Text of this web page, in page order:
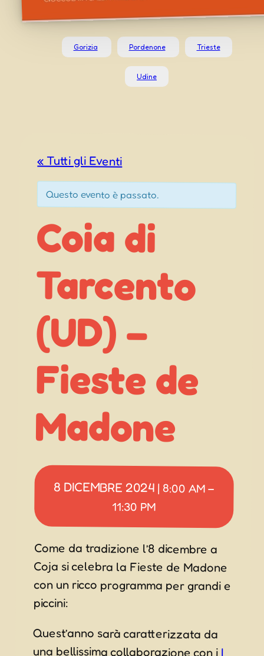
Gorizia Pordenone Trieste
Udine
« Tutti gli Eventi
Questo evento è passato.
Coia di
Tarcento
(UD) –
Fieste de
Madone
8 DICEMBRE 2024 | 8:00 AM –
11:30 PM
Come da tradizione l’8 dicembre a
Coja si celebra la Fieste de Madone
con un ricco programma per grandi e
piccini:
Quest’anno sarà caratterizzata da
una bellissima collaborazione con i I